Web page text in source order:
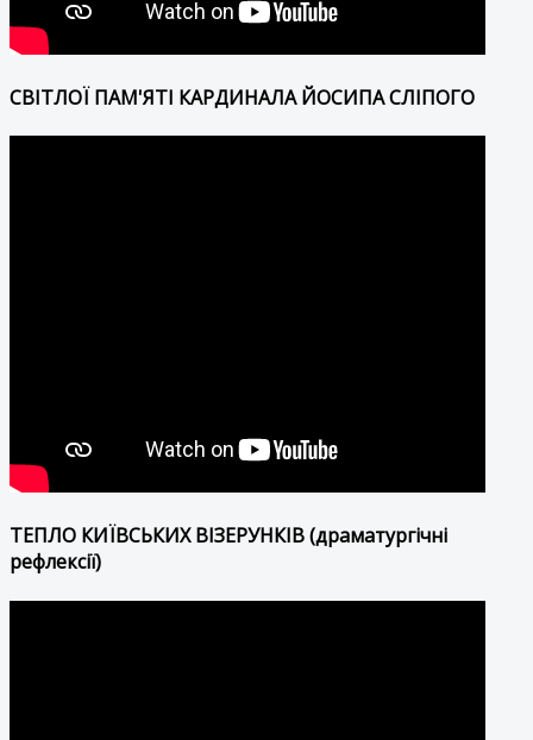
СВІТЛОЇ ПАМ'ЯТІ КАРДИНАЛА ЙОСИПА СЛІПОГО
ТЕПЛО КИЇВСЬКИХ ВІЗЕРУНКІВ (драматургічні
рефлексії)